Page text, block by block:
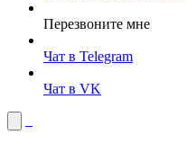
Перезвоните мне
Чат в Telegram
Чат в VK